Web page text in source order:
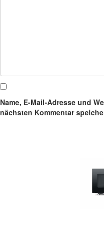
Name, E-Mail-Adresse und
nächsten Kommentar